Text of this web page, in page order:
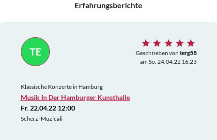
Erfahrungsberichte
TE Geschrieben von terg58
am So. 24.04.22 16:23
Klassische Konzerte in Hamburg
Musik In Der Hamburger Kunsthalle
Fr. 22.04.22 12:00
Scherzi Muzicali